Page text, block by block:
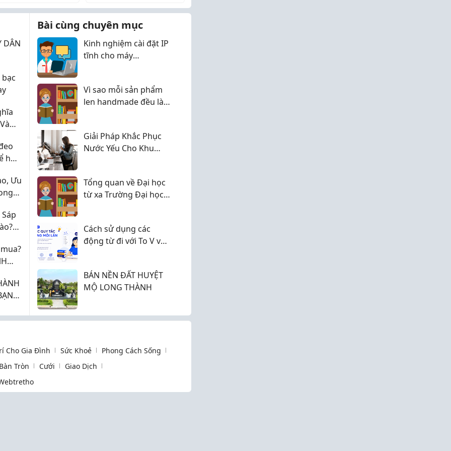
cuộc chạy đua khốc
mẫu xe tả...
chạy xăng truyền thống
để nhường chỗ cho kỷ
nguyên xe đ...
DÂN
hợp
Ưu
Bài cùng chuyên mục
Kinh nghiệm cài đặt IP
tĩnh cho máy
Vì sao mỗi sản phẩm
len handmade đều là
Giải Pháp Khắc Phục
Nước Yếu Cho Khu
Tổng quan về Đại học
từ xa Trường Đại học
Cách sử dụng các
động từ đi với To V và
BÁN NỀN ĐẤT HUYỆT
MỘ LONG THÀNH
Cho Gia Đình Sức Khoẻ
Phong Cách Sống
Tròn Cưới
Giao Dịch